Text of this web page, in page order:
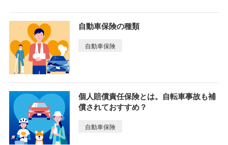
自動車保険の種類
自動車保険
個人賠償責任保険とは。自転車事故も補
償されておすすめ？
自動車保険